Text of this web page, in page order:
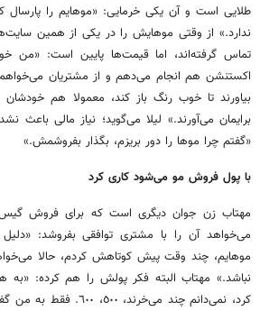
طلایی است و آن یکی خرمایی: «موهایم را پارسال
ندارد.» از وقتی موهایش را در یکی از همین
تماس گرفته‌اند، اما قیمت‌ها پایین است: «من
اکستنشن هم انجام می‌دهم و از مشتریان
بیاورند تا خوب رنگ باز کند، معمولا هم
برایمان می‌آورند.» لیلا می‌گوید؛ نیاز مالی باعث
«گفتم چرا موها را دور بریزم، بگذار بفروشمش.»
با پول فروش مو می‌شود کاری کرد
مهتاب زن جوان دیگری است که برای فروش
می‌خواهد آن را با مشتری توافقی بفروشد:
موهایم، چند وقت پیش کوتاهش کردم، حالا
نباشد.» مهتاب البته فکر پولش را هم کرده:
کرد، نمی‌دانم چند می‌خرند،